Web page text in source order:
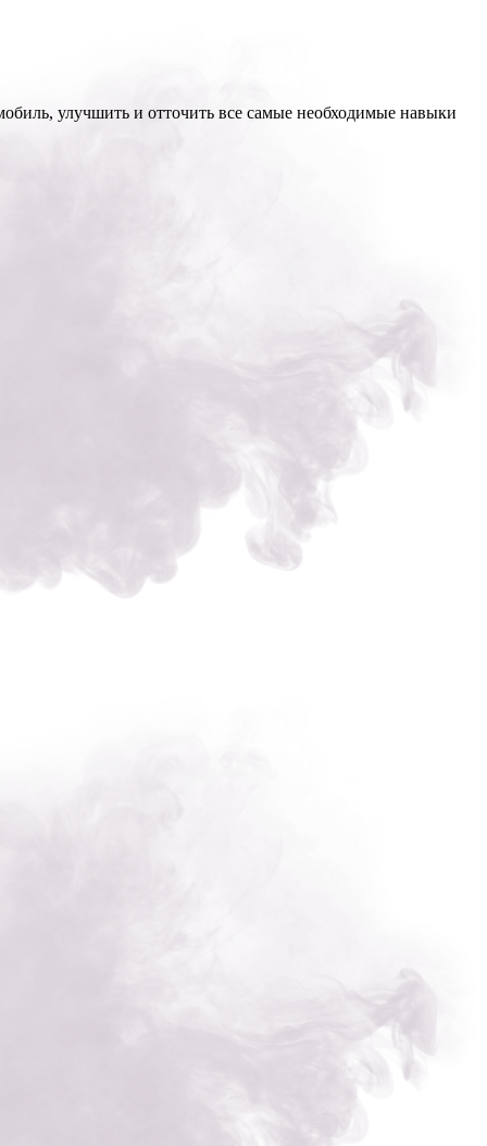
улучшить и отточить все самые необходимые навыки